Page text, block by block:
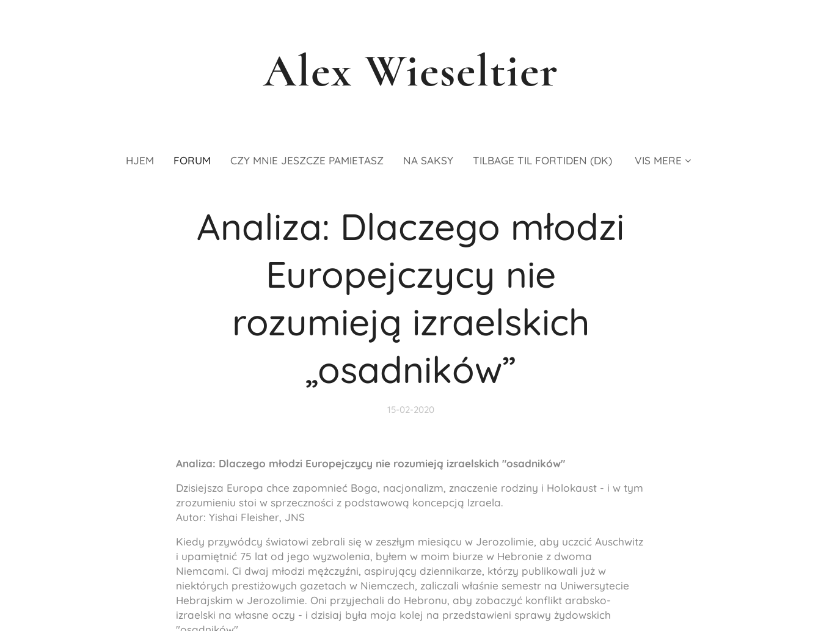
Alex Wieseltier
HJEM FORUM CZY MNIE JESZCZE PAMIETASZ NA SAKSY TILBAGE TIL FORTIDEN (DK) VIS MERE
Analiza: Dlaczego młodzi
Europejczycy nie
rozumieją izraelskich
„osadników”
15-02-2020
Analiza: Dlaczego młodzi Europejczycy nie rozumieją izraelskich "osadników"
Dzisiejsza Europa chce zapomnieć Boga, nacjonalizm, znaczenie rodziny i Holokaust - i w tym
zrozumieniu stoi w sprzeczności z podstawową koncepcją Izraela.
Autor: Yishai Fleisher, JNS
Kiedy przywódcy światowi zebrali się w zeszłym miesiącu w Jerozolimie, aby uczcić Auschwitz
i upamiętnić 75 lat od jego wyzwolenia, byłem w moim biurze w Hebronie z dwoma
Niemcami. Ci dwaj młodzi mężczyźni, aspirujący dziennikarze, którzy publikowali już w
niektórych prestiżowych gazetach w Niemczech, zaliczali właśnie semestr na Uniwersytecie
Hebrajskim w Jerozolimie. Oni przyjechali do Hebronu, aby zobaczyć konflikt arabsko-
izraelski na własne oczy - i dzisiaj była moja kolej na przedstawieni sprawy żydowskich